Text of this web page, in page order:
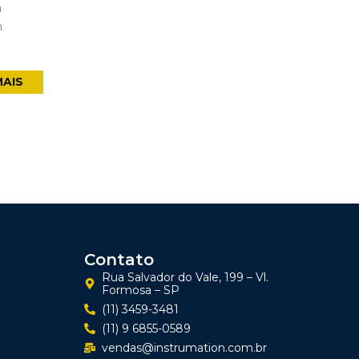
Contato
Rua Salvador do Vale, 199 – Vl.
Formosa – SP
(11) 3459-3481
(11) 9 6855-0589
vendas@instrumation.com.br